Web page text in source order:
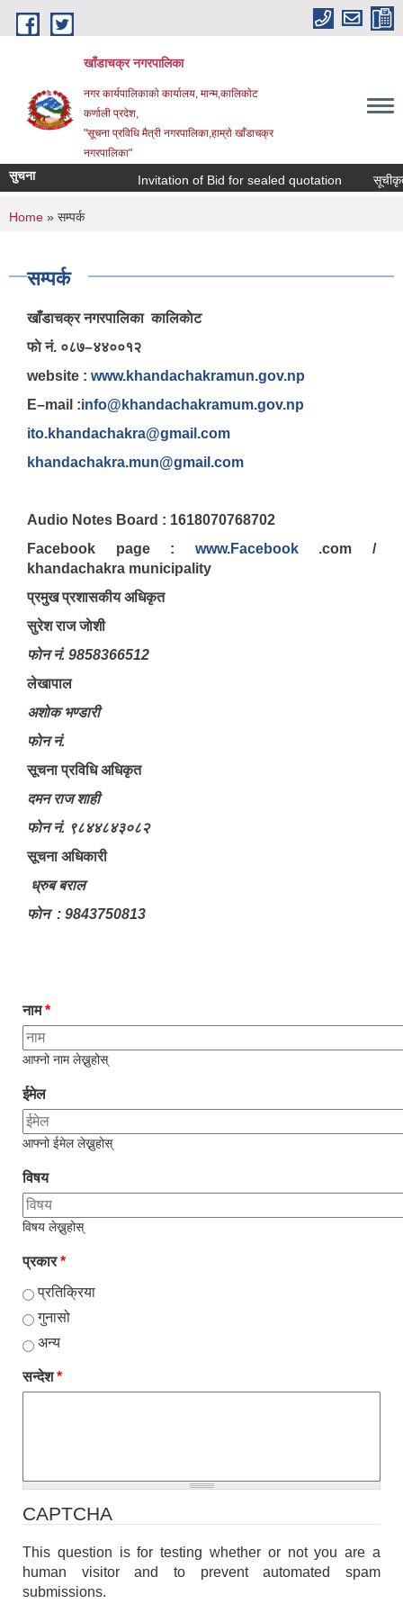
Skip to main content
खाँडाचक्र नगरपालिका
नगर कार्यपालिकाकाे कार्यालय, मान्म,कालिकाेट
क‍र्णाली प्रदेश,
"सूचना प्रविधि मैत्री नगरपालिका,हाम्राे खाँडाचक्र
नगरपालिका"
सुचना Invitation of Bid for sealed quotation सूचीकृत
You are here
Home » सम्पर्क
सम्पर्क
खाँडाचक्र नगरपालिका कालिकाेट
फाे नं. ०८७–४४००१२
website : www.khandachakramun.gov.np
E–mail :info@khandachakramum.gov.np
ito.khandachakra@gmail.com
khandachakra.mun@gmail.com
Audio Notes Board : 1618070768702
Facebook page : www.Facebook.com /
khandachakra municipality
प्रमुख प्रशासकीय अधिकृत
सुरेश राज जाेशी
फाेन नं. 9858366512
लेखापाल
अशाेक भण्डारी
फाेन नं.
सूचना प्रविधि अधिकृत
दमन राज शाही
फाेन नं. ९८४४८४३०८२
सूचना अधिकारी
ध्रुब बराल
फाेन : 9843750813
नाम*
आफ्नो नाम लेख्नुहोस्
ईमेल
आफ्नो ईमेल लेख्नुहोस्
विषय
विषय लेख्नुहोस्
प्रकार*
प्रतिक्रिया
गुनासो
अन्य
सन्देश*
CAPTCHA
This question is for testing whether or not you are a
human visitor and to prevent automated spam
submissions.